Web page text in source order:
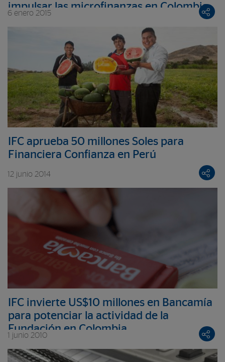
impulsar las microfinanzas en Colombia
6 enero 2015
IFC aprueba 50 millones Soles para
Financiera Confianza en Perú
12 junio 2014
IFC invierte US$10 millones en Bancamía
para potenciar la actividad de la
Fundación en Colombia
1 junio 2010